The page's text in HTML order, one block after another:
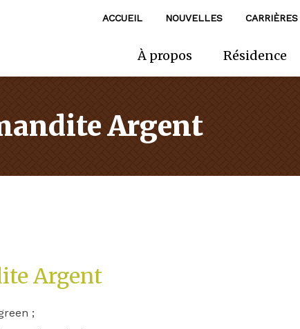
ACCUEIL NOUVELLES CARRIÈRES
À propos Résidence
Argent
Argent
;